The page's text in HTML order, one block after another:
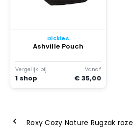
Dickies
Ashville Pouch
Vergelijk bij
1 shop
Vanaf
€ 35,00
Roxy Cozy Nature Rugzak roze